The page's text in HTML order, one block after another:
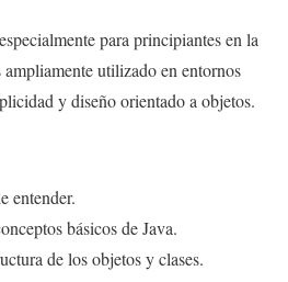
para principiantes en la
utilizado en entornos
y diseño orientado a objetos.
entender.
básicos de Java.
de los objetos y clases.